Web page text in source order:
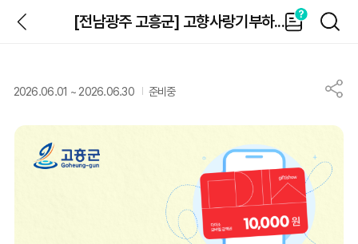
뒤
[전남광주 고흥군] 고향사랑기부하...가
이
검
색
2026.06.01 ~ 2026.06.30 준비중